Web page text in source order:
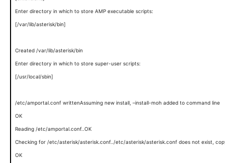
Enter directory in which to store AMP executable scripts:
[/var/lib/asterisk/bin]
Created /var/lib/asterisk/bin
Enter directory in which to store super-user scripts:
[/usr/local/sbin]
/etc/amportal.conf writtenAssuming new install, –install-moh added to command line
OK
Reading /etc/amportal.conf..OK
Checking for /etc/asterisk/asterisk.conf../etc/asterisk/asterisk.conf does not exist,
OK